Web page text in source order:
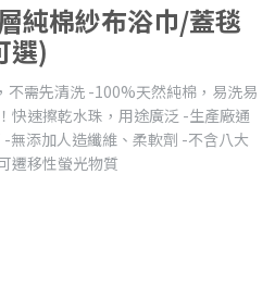
純棉紗布浴巾/蓋毯
選)
不需先清洗 -100%天然純棉，易洗易
快速擦乾水珠，用途廣泛 -生產廠通
無添加人造纖維、柔軟劑 -不含八大
遷移性螢光物質